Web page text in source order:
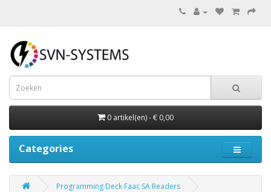
0 artikel(en) - € 0,00
Categories
Programming Deck Faac SA Readers